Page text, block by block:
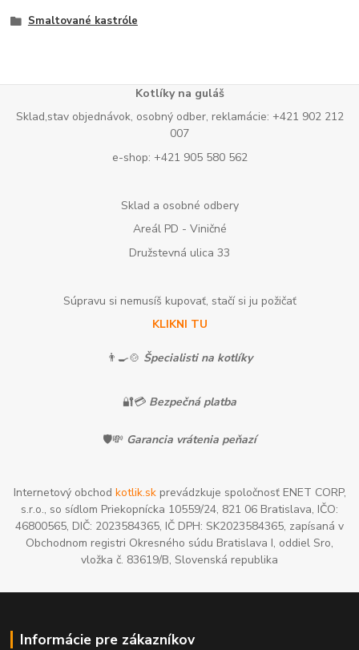
Smaltované kastróle
Kotlíky na guláš
Sklad,stav objednávok, osobný odber, reklamácie: +421 902 212
007
e-shop: +421 905 580 562
Sklad a osobné odbery
Areál PD - Viničné
Družstevná ulica 33
Súpravu si nemusíš kupovať, stačí si ju požičať
KLIKNI TU
👨‍🍳🍲 Špecialisti na kotlíky
🔐💳 Bezpečná platba
🛡️💸 Garancia vrátenia peňazí
Internetový obchod kotlik.skprevádzkuje spoločnosť ENET CORP,
s.r.o., so sídlom Priekopnícka 10559/24, 821 06 Bratislava, IČO:
46800565, DIČ: 2023584365, IČ DPH: SK2023584365, zapísaná v
Obchodnom registri Okresného súdu Bratislava I, oddiel Sro,
vložka č. 83619/B, Slovenská republika
Informácie pre zákazníkov